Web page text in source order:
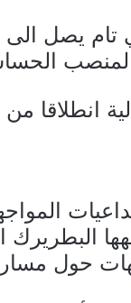
تام يصل
المنصب
انطلاقا
البطريرك
حول مسار